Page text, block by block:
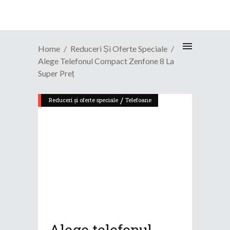
Home
Reduceri Și Oferte Speciale
Alege Telefonul Compact Zenfone 8 La
Super Preț
Reduceri și oferte speciale / Telefoane